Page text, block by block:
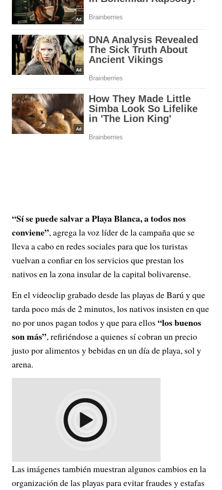
“Sí se puede salvar a Playa Blanca, a todos nos
conviene”, agrega la voz líder de la campaña que se
lleva a cabo en redes sociales para que los turistas
vuelvan a confiar en los servicios que prestan los
nativos en la zona insular de la capital bolivarense.
En el videoclip grabado desde las playas de Barú y que
tarda poco más de 2 minutos, los nativos insisten en que
no por unos pagan todos y que para ellos “los buenos
son más”, refiriéndose a quienes sí cobran un precio
justo por alimentos y bebidas en un día de playa, sol y
arena.
Las imágenes también muestran algunos cambios en la
organización de las playas para evitar fraudes y estafas